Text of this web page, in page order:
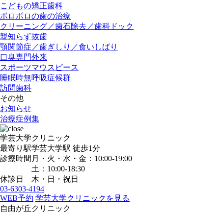
こどもの矯正歯科
ボロボロの歯の治療
クリーニング／歯石除去／歯科ドック
親知らず抜歯
顎関節症／歯ぎしり／食いしばり
口臭専門外来
スポーツマウスピース
睡眠時無呼吸症候群
訪問歯科
その他
お知らせ
治療症例集
学芸大学クリニック
最寄り駅学芸大学駅 徒歩1分
診療時間 月・火・水・金：10:00-19:00
土：10:00-18:30
休診日
木・日・祝日
03-6303-4194
WEB予約 学芸大学クリニックを見る
自由が丘クリニック